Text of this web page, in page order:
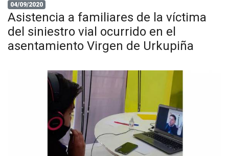
04/09/2020
Asistencia a familiares de la víctima
del siniestro vial ocurrido en el
asentamiento Virgen de Urkupiña